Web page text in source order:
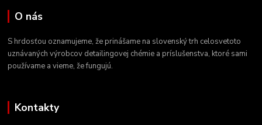
O nás
S hrdosťou oznamujeme, že prinášame na slovenský trh celosvetoto
uznávaných výrobcov detailingovej chémie a príslušenstva, ktoré sami
používame a vieme, že fungujú.
Kontakty